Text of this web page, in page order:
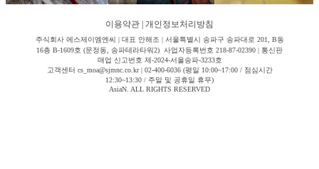
이용약관 개인정보처리방침
주식회사 에스제이엠엔씨 | 대표 안해조 | 서울특별시 송파구 송파대로 201, B동
16층 B-1609호 (문정동, 송파테라타워2) 사업자등록번호 218-87-02390 | 통신판
매업 신고번호 제-2024-서울송파-3233호
고객센터 cs_moa@sjmnc.co.kr | 02-400-6036 (평일 10:00~17:00 / 점심시간
12:30~13:30 / 주말 및 공휴일 휴무)
AsiaN. ALL RIGHTS RESERVED